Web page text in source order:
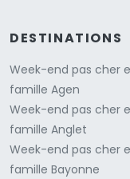
DESTINATIONS
Week-end pas cher
famille Agen
Week-end pas cher
famille Anglet
Week-end pas cher
famille Bayonne